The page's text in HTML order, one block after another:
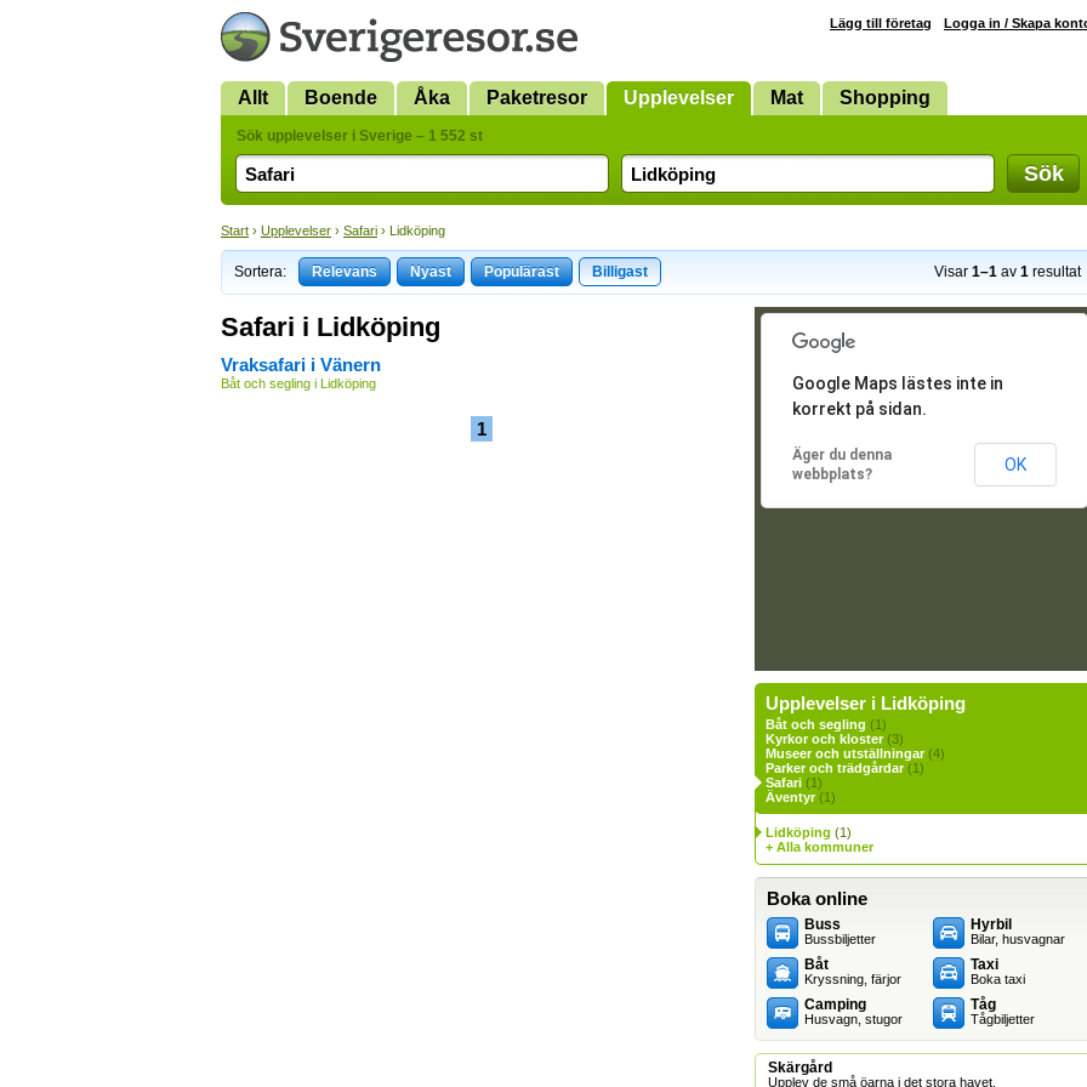
Lägg till företag Logga in / Skapa
Allt Boende Åka Paketresor Upplevelser Mat Shopping
Sök upplevelser i Sverige – 1 552 st
Sök
Start › Upplevelser › Safari › Lidköping
Sortera: Relevans Nyast Populärast Billigast Visar 1–1 av 1 resultat
Safari i Lidköping
Vraksafari i Vänern
Båt och segling i Lidköping
1
Google Maps lästes inte in
korrekt på sidan.
Äger du denna
webbplats?
OK
Upplevelser i Lidköping
Båt och segling (1)
Kyrkor och kloster(3)
Museer och utställningar(4)
Parker och trädgårdar(1)
Safari (1)
Äventyr(1)
Lidköping (1)
+ Alla kommuner
Boka online
Buss
Bussbiljetter
Båt
Kryssning, färjor
Camping
Husvagn, stugor
Hyrbil
Bilar, husvagnar
Taxi
Boka taxi
Tåg
Tågbiljetter
Skärgård
Upplev de små öarna i det stora havet.